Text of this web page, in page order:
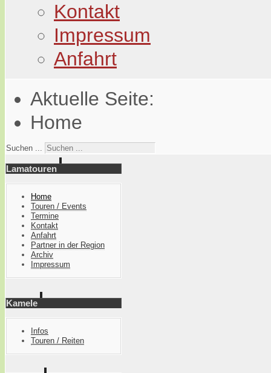
Kontakt
Impressum
Anfahrt
Aktuelle Seite:
Home
Suchen ...
Lamatouren
Home
Touren / Events
Termine
Kontakt
Anfahrt
Partner in der Region
Archiv
Impressum
Kamele
Infos
Touren / Reiten